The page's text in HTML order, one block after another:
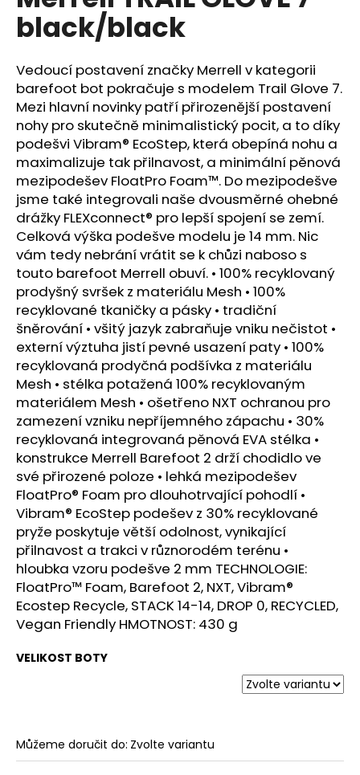
0,0
hvězdiček.
black/black
Vedoucí postavení značky Merrell v kategorii
barefoot bot pokračuje s modelem Trail Glove 7.
Mezi hlavní novinky patří přirozenější postavení
nohy pro skutečně minimalistický pocit, a to díky
podešvi Vibram® EcoStep, která obepíná nohu a
maximalizuje tak přilnavost, a minimální pěnová
mezipodešev FloatPro Foam™. Do mezipodešve
jsme také integrovali naše dvousměrné ohebné
drážky FLEXconnect® pro lepší spojení se zemí.
Celková výška podešve modelu je 14 mm. Nic
vám tedy nebrání vrátit se k chůzi naboso s
touto barefoot Merrell obuví. • 100% recyklovaný
prodyšný svršek z materiálu Mesh • 100%
recyklované tkaničky a pásky • tradiční
šněrování • všitý jazyk zabraňuje vniku nečistot •
externí výztuha jistí pevné usazení paty • 100%
recyklovaná prodyčná podšívka z materiálu
Mesh • stélka potažená 100% recyklovaným
materiálem Mesh • ošetřeno NXT ochranou pro
zamezení vzniku nepříjemného zápachu • 30%
recyklovaná integrovaná pěnová EVA stélka •
konstrukce Merrell Barefoot 2 drží chodidlo ve
své přirozené poloze • lehká mezipodešev
FloatPro® Foam pro dlouhotrvající pohodlí •
Vibram® EcoStep podešev z 30% recyklované
pryže poskytuje větší odolnost, vynikající
přilnavost a trakci v různorodém terénu •
hloubka vzoru podešve 2 mm TECHNOLOGIE:
FloatPro™ Foam, Barefoot 2, NXT, Vibram®
Ecostep Recycle, STACK 14-14, DROP 0, RECYCLED,
Vegan Friendly HMOTNOST: 430 g
VELIKOST BOTY
Můžeme doručit do: Zvolte variantu
a
j
í
t
?
HLEDAT
D
o
p
o
r
u
č
u
j
e
m
e
PILLAR
PERFORMANCE
COLLAGEN
REPAIR
TENDON
&
LIGAMENT
1
268
Kč